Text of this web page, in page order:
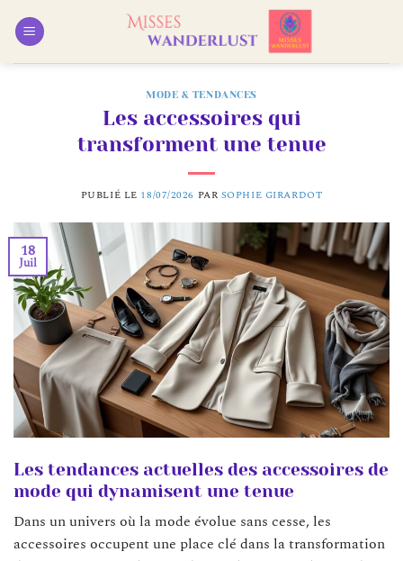
MODE & TENDANCES
Les accessoires qui
transforment une tenue
PUBLIÉ LE 18/07/2026 PAR SOPHIE GIRARDOT
18
Juil
Les tendances actuelles des accessoires de
mode qui dynamisent une tenue
Dans un univers où la mode évolue sans cesse, les
accessoires occupent une place clé dans la transformation